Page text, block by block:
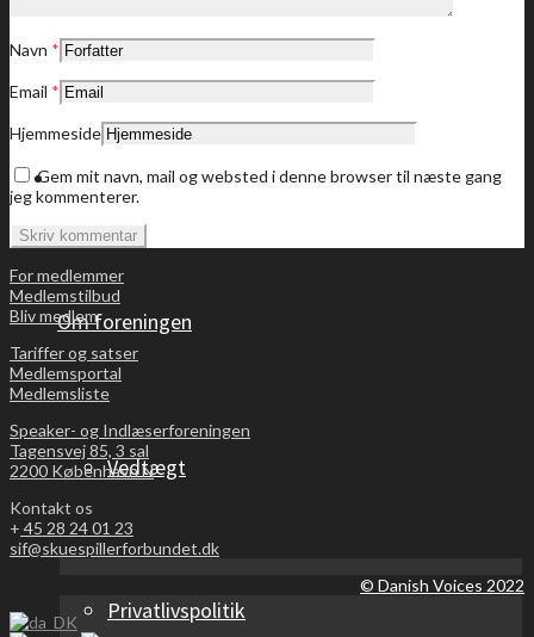
Dine medlemstilbud
Bliv medlem
Om foreningen
Vedtægt
Privatlivspolitik
Navn *
Email *
Hjemmeside
Gem mit navn, mail og websted i denne browser til næste gang
jeg kommenterer.
For medlemmer
Medlemstilbud
Bliv medlem
Tariffer og satser
Medlemsportal
Medlemsliste
Speaker- og Indlæserforeningen
Tagensvej 85, 3 sal
2200 København N
Kontakt os
+ 45 28 24 01 23
sif@skuespillerforbundet.dk
© Danish Voices 2022